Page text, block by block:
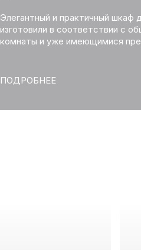
Элегантный и практичный шкаф
изготовили в соответствии с
комнаты и уже имеющимися
ПОДРОБНЕЕ